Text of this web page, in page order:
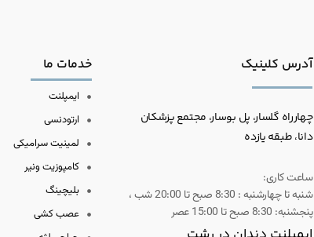
خدمات ما
ایمپلنت
ارتودنسی
لمینیت سرامیکی
کامپوزیت ونیر
بلیچینگ
عصب کشی
آدرس کلینیک
چهارراه گلسار، پل بوسار، مجتمع پزشکان
دانا، طبقه یازده
ساعت کاری:
شنبه تا چهارشنبه : 8:30 صبح تا 20:00 شب ،
پنجشنبه: 8:30 صبح تا 15:00 عصر